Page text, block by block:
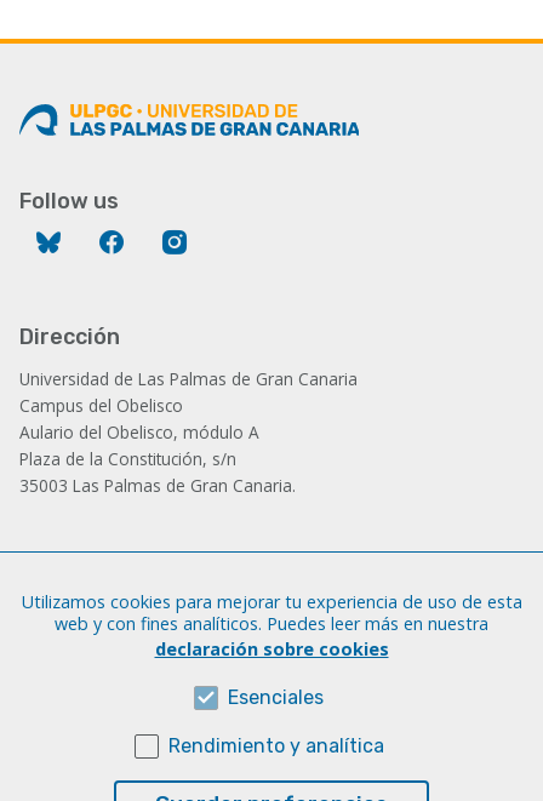
Follow us
Bluesky Facebook
Dirección
Universidad de Las Palmas de Gran Canaria
Campus del Obelisco
Aulario del Obelisco, módulo A
Plaza de la Constitución, s/n
35003 Las Palmas de Gran Canaria.
Tfno.: +34 928 452 771 / 452 787
Fax: +34 928 451 701
Sobre esta web
Utilizamos cookies para mejorar tu experiencia de uso de esta
web y con fines analíticos. Puedes leer más en nuestra
declaración sobre cookies
Esenciales
Rendimiento y analítica